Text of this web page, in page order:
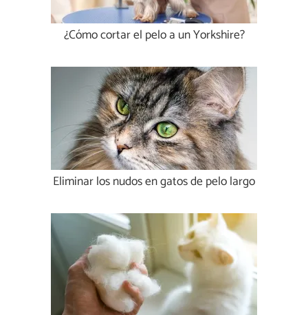
¿Cómo cortar el pelo a un Yorkshire?
Eliminar los nudos en gatos de pelo largo